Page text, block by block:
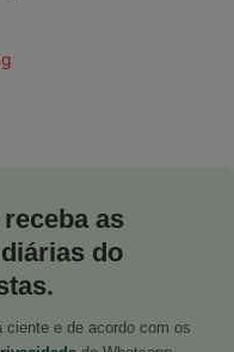
as
do
ciente e de acordo com os